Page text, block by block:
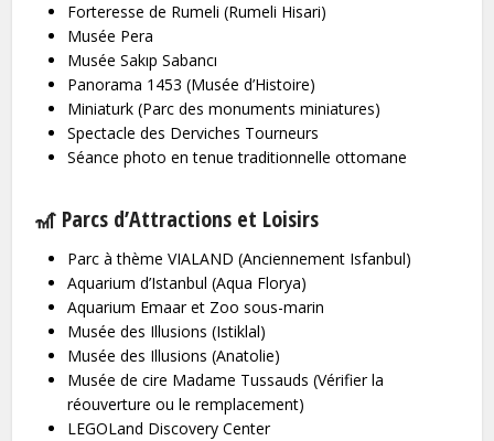
Forteresse de Rumeli (Rumeli Hisari)
Musée Pera
Musée Sakıp Sabancı
Panorama 1453 (Musée d’Histoire)
Miniaturk (Parc des monuments miniatures)
Spectacle des Derviches Tourneurs
Séance photo en tenue traditionnelle ottomane
🎢 Parcs d’Attractions et Loisirs
Parc à thème VIALAND (Anciennement Isfanbul)
Aquarium d’Istanbul (Aqua Florya)
Aquarium Emaar et Zoo sous-marin
Musée des Illusions (Istiklal)
Musée des Illusions (Anatolie)
Musée de cire Madame Tussauds (Vérifier la
réouverture ou le remplacement)
LEGOLand Discovery Center